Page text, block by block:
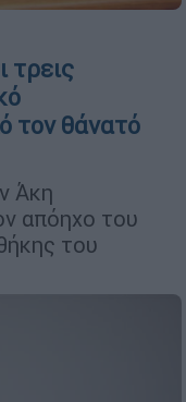
τρεις
τον θάνατό
Άκη
απόηχο του
του